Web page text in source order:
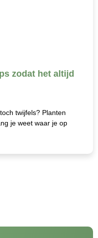
zodat het altijd
twijfels? Planten
je weet waar je op